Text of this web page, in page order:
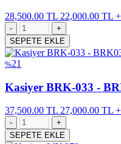
28,500.00 TL 22,000.00 TL
SEPETE EKLE
%21
Kasiyer BRK-033 -
37,500.00 TL 27,000.00 TL
SEPETE EKLE